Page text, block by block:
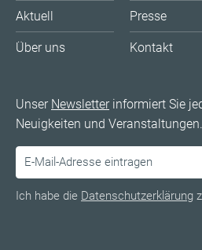
Aktuell
Über uns
Presse
Kontakt
Unser Newsletterinformiert Sie
Neuigkeiten und Veranstaltungen.
Ich habe die Datenschutzerklärung